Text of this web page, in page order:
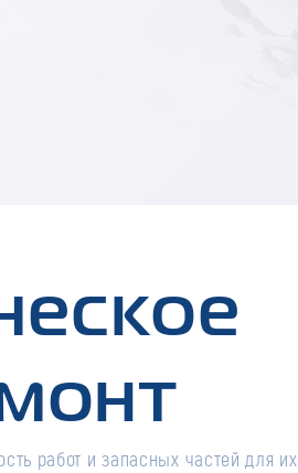
работ и запасных частей для их